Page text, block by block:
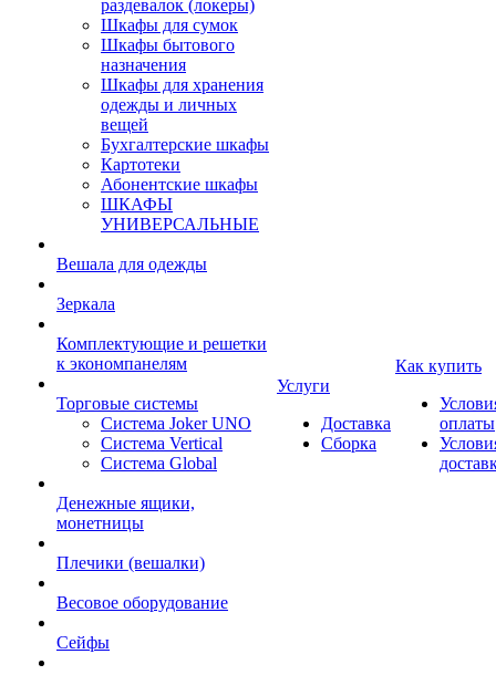
раздевалок (локеры)
Шкафы для сумок
Шкафы бытового
назначения
Шкафы для хранения
одежды и личных
вещей
Бухгалтерские шкафы
Картотеки
Абонентские шкафы
ШКАФЫ
УНИВЕРСАЛЬНЫЕ
Вешала для одежды
Зеркала
Комплектующие и решетки
к экономпанелям
Торговые системы
Система Joker UNO
Система Vertical
Система Global
Денежные ящики,
монетницы
Плечики (вешалки)
Весовое оборудование
Сейфы
Услуги
Доставка
Сборка
Как купить
оплаты